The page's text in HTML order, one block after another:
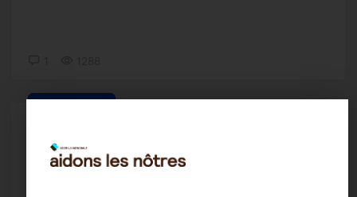
Ipymachri
16 janvier 2020 23:31